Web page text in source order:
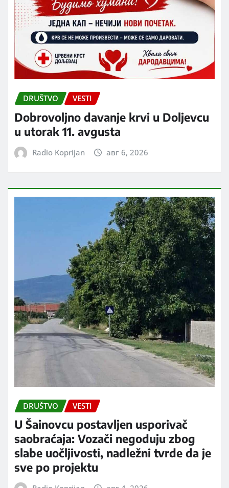
DRUŠTVO VESTI
Dobrovoljno davanje krvi u Doljevcu
u utorak 11. avgusta
Radio Koprijan авг 6, 2026
DRUŠTVO VESTI
U Šainovcu postavljen usporivač
saobraćaja: Vozači negoduju zbog
slabe uočljivosti, nadležni tvrde da je
sve po projektu